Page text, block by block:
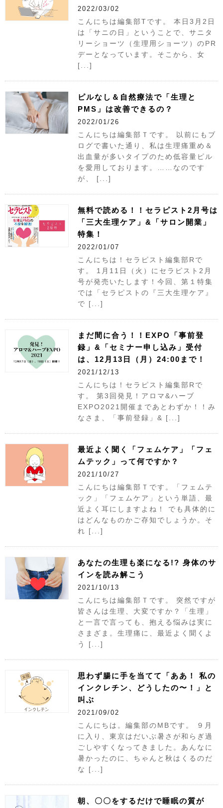
2022/03/02
こんにちは編集部Tです。 本日3月2日
は「サニの日」ということで、サニタ
リーショーツ（生理用ショーツ）のPR
デーとなっています。そこから、女
[...]
ピルなし＆自然療法で「生理と
PMS」は改善できるの？
2022/01/26
こんにちは編集部Ｔです。 以前にもブ
ログで書いた通り、私は生理痛重め＆
出血量が多いタイプのため低容量ピル
を愛用しております。……なのです
が、 [...]
無料で読める！！セラピスト2月号は
「三大生理ケア」&「サロン開業」
特集！
2022/01/07
こんにちは！セラピスト編集部Rで
す。 1月11日（火）にセラピスト2月
号が発売いたします！今回、第１特集
では「セラピストの『三大生理ケア』
で [...]
まだ間に合う！！EXPO「事前登
録」&「セミナー申し込み」受付
は、12月13日（月）24:00まで！
2021/12/13
こんにちは！セラピスト編集部Rで
す。 第3回発見！アロマ&ハーブ
EXPO2021開催まであとわずか！！み
なさま、「事前登録」& [...]
最近よく聞く「フェムケア」「フェ
ムテック」って何ですか？
2021/10/27
こんにちは編集部Ｔです。「フェムテ
ック」「フェムケア」という単語、最
近よく耳にしますよね！ でも具体的に
はどんなものかご存知でしょうか。そ
れ [...]
あなたの生理も楽になる!? 身体のサ
インを読み解こう
2021/10/13
こんにちは編集部Ｔです。 突然ですが
皆さんは生理、大変ですか？「生理」
と一言で言っても、抱える悩みは実に
さまざま。生理痛に、最近よく聞くよ
う [...]
思わず腸に手を当てて「ああ！ 私の
インクレチン、どうしたの〜！」と
叫ぶ
2021/09/02
こんにちは。編集部のMBです。 ９月
に入り、東京はだいぶ暑さが和らぎ過
ごしやすくなってきました。あんなに
暑かったのに、ちゃんと秋はくるのだ
な [...]
朝、〇〇をするだけで睡眠の質が